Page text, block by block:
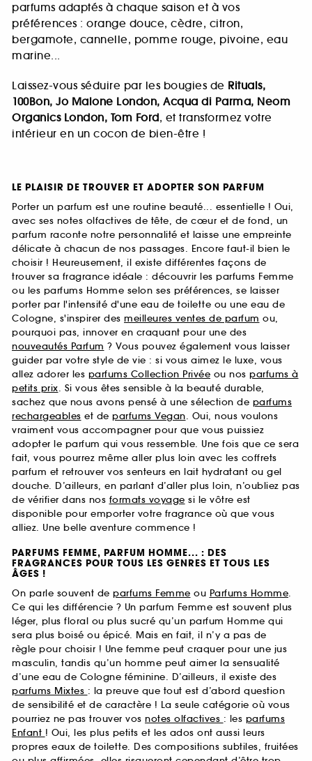
parfums adaptés à chaque saison et à vos
préférences : orange douce, cèdre, citron,
bergamote, cannelle, pomme rouge, pivoine, eau
marine...
Laissez-vous séduire par les bougies de Rituals,
100Bon, Jo Malone London, Acqua di Parma, Neom
Organics London, Tom Ford, et transformez votre
intérieur en un cocon de bien-être !
LE PLAISIR DE TROUVER ET ADOPTER SON PARFUM
Porter un parfum est une routine beauté... essentielle ! Oui,
avec ses notes olfactives de tête, de cœur et de fond, un
parfum raconte notre personnalité et laisse une empreinte
délicate à chacun de nos passages. Encore faut-il bien le
choisir ! Heureusement, il existe différentes façons de
trouver sa fragrance idéale : découvrir les parfums Femme
ou les parfums Homme selon ses préférences, se laisser
porter par l'intensité d'une eau de toilette ou une eau de
Cologne, s'inspirer des meilleures ventes de parfum ou,
pourquoi pas, innover en craquant pour une des
nouveautés Parfum ? Vous pouvez également vous laisser
guider par votre style de vie : si vous aimez le luxe, vous
allez adorer les parfums Collection Privée ou nos parfums à
petits prix. Si vous êtes sensible à la beauté durable,
sachez que nous avons pensé à une sélection de parfums
rechargeables et de parfums Vegan. Oui, nous voulons
vraiment vous accompagner pour que vous puissiez
adopter le parfum qui vous ressemble. Une fois que ce sera
fait, vous pourrez même aller plus loin avec les coffrets
parfum et retrouver vos senteurs en lait hydratant ou gel
douche. D’ailleurs, en parlant d’aller plus loin, n’oubliez pas
de vérifier dans nos formats voyage si le vôtre est
disponible pour emporter votre fragrance où que vous
alliez. Une belle aventure commence !
PARFUMS FEMME, PARFUM HOMME... : DES
FRAGRANCES POUR TOUS LES GENRES ET TOUS LES
ÂGES !
On parle souvent de parfums Femme ou Parfums Homme.
Ce qui les différencie ? Un parfum Femme est souvent plus
léger, plus floral ou plus sucré qu’un parfum Homme qui
sera plus boisé ou épicé. Mais en fait, il n’y a pas de
règle pour choisir ! Une femme peut craquer pour une jus
masculin, tandis qu’un homme peut aimer la sensualité
d’une eau de Cologne féminine. D’ailleurs, il existe des
parfums Mixtes : la preuve que tout est d’abord question
de sensibilité et de caractère ! La seule catégorie où vous
pourriez ne pas trouver vos notes olfactives : les parfums
Enfant ! Oui, les plus petits et les ados ont aussi leurs
propres eaux de toilette. Des compositions subtiles, fruitées